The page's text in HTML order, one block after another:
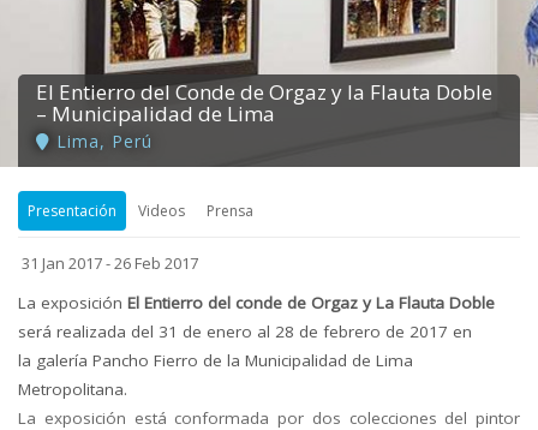
El Entierro del Conde de Orgaz y la Flauta Doble
– Municipalidad de Lima
Lima, Perú
Presentación Videos Prensa
31 Jan 2017 - 26 Feb 2017
La exposición El Entierro del conde de Orgaz y La Flauta Doble
será realizada del 31 de enero al 28 de febrero de 2017 en
la galería Pancho Fierro de la Municipalidad de Lima
Metropolitana.
La exposición está conformada por dos colecciones del pintor